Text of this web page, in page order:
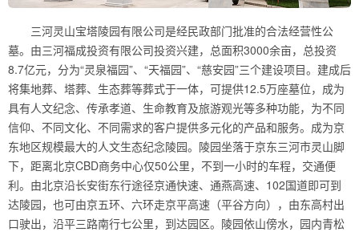
三河灵山宝塔陵园有限公司是经民政部门批准的合法经营性公
墓。由三河福成投资有限公司投资兴建，总面积3000余亩，总投资
8.7亿元，分为“灵泉福园”、“天福园”、“慈安园”三个建设项目。建成后
将集地葬、塔葬、生态葬等葬式于一体，可提供12.5万座墓位，成为
具有人文纪念、传承孝道、生命教育及旅游观光等多种功能，为不同
信仰、不同文化、不同需求的客户提供多元化的产品和服务。成为京
东地区规模最大的人文生态纪念陵园。陵园坐落于京东三河市灵山脚
下，距离北京CBD商务中心仅50公里，不到一小时的车程，交通便
利。由北京沿长安街东行途径京通快速、通燕高速、102国道即可到
达陵园，也可由京五环、六环走京平高速（平谷方向），由东高村出
口驶出，沿平三路南行七公里，到达园区。陵园依山傍水，园内青松